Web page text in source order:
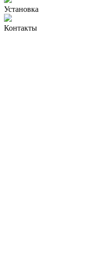
Установка
Контакты